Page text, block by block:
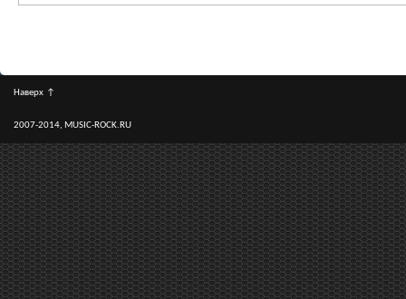
Наверх ↑
2007-2014, MUSIC-ROCK.RU